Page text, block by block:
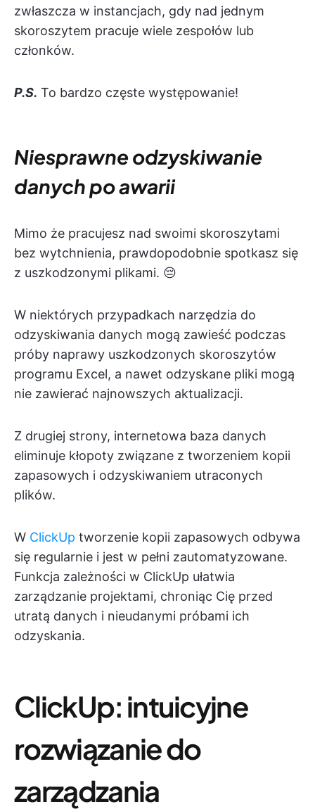
zwłaszcza w instancjach, gdy nad jednym
skoroszytem pracuje wiele zespołów lub
członków.
P.S. To bardzo częste występowanie!
Niesprawne odzyskiwanie
danych po awarii
Mimo że pracujesz nad swoimi skoroszytami
bez wytchnienia, prawdopodobnie spotkasz się
z uszkodzonymi plikami. 😔
W niektórych przypadkach narzędzia do
odzyskiwania danych mogą zawieść podczas
próby naprawy uszkodzonych skoroszytów
programu Excel, a nawet odzyskane pliki mogą
nie zawierać najnowszych aktualizacji.
Z drugiej strony, internetowa baza danych
eliminuje kłopoty związane z tworzeniem kopii
zapasowych i odzyskiwaniem utraconych
plików.
W ClickUp tworzenie kopii zapasowych odbywa
się regularnie i jest w pełni zautomatyzowane.
Funkcja zależności w ClickUp ułatwia
zarządzanie projektami, chroniąc Cię przed
utratą danych i nieudanymi próbami ich
odzyskania.
ClickUp: intuicyjne
rozwiązanie do
zarządzania